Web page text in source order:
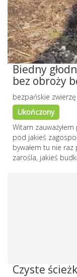
Biedny
bez obroży
bezpańskie zwierzę
Ukończony
Witam
pod jakieś
bywałem tu nie
zarośla, jakieś
Czyste